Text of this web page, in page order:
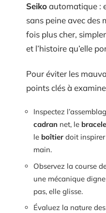
Seikoautomatique :
sans peine avec des
fois plus cher,
et l’histoire qu’elle
Pour éviter les
points clés à
Inspectez
cadran net, le
le boîtier doit
main.
Observez la course
une mécanique
pas, elle glisse.
Évaluez la nature